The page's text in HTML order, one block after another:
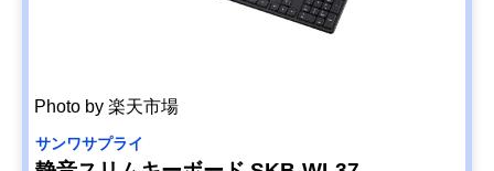
Photo by 楽天市場
サンワサプライ